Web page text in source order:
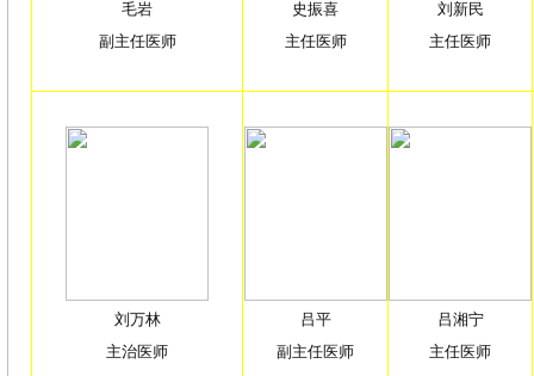
毛岩
副主任医师
史振喜
主任医师
刘新民
主任医师
刘万林
主治医师
吕平
副主任医师
吕湘宁
主任医师